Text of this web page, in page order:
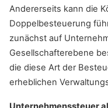
Andererseits kann die
Doppelbesteuerung
zunächst auf
Gesellschafterebene
die diese Art der
erheblichen